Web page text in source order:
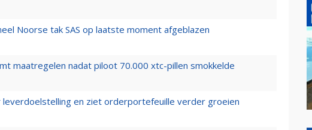
Noorse tak SAS op laatste moment afgeblazen
maatregelen nadat piloot 70.000 xtc-pillen smokkelde
leverdoelstelling en ziet orderportefeuille verder groeien